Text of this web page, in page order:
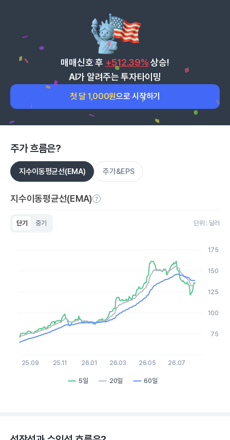
매매신호 후 +512.39% 상승!
AI가 알려주는 투자타이밍
첫 달 1,000원으로 시작하기
주가 흐름은?
지수이동평균선(EMA) 주가&EPS
지수이동평균선(EMA)
단기 중기 단위 : 달러
The chart has 1 X axis displaying Time. Data ranges from
The chart has 1 Y axis displaying values. Data ranges from
5일 20일 60일
25.09 25.11 26.01 26.03 26.05 26.07
75
100
125
150
175